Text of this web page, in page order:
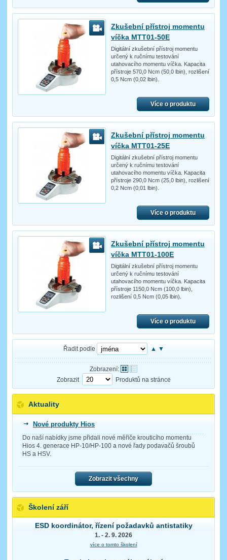
Zkušební přístroj momentu
víčka MTT01-50E
Digitální zkušební přístroj momentu
určený k ručnímu testování
utahovacího momentu víčka. Kapacita
přístroje 570,0 Ncm (50,0 lbin), rozlišení
0,5 Ncm (0,02 lbin).
Více o produktu
Zkušební přístroj momentu
víčka MTT01-25E
Digitální zkušební přístroj momentu
určený k ručnímu testování
utahovacího momentu víčka. Kapacita
přístroje 290,0 Ncm (25,0 lbin), rozlišení
0,2 Ncm (0,01 lbin).
Více o produktu
Zkušební přístroj momentu
víčka MTT01-100E
Digitální zkušební přístroj momentu
určený k ručnímu testování
utahovacího momentu víčka. Kapacita
přístroje 1150,0 Ncm (100,0 lbin),
rozlišení 0,5 Ncm (0,05 lbin).
Více o produktu
Řadit podle ▲ ▼
Zobrazení:
Zobrazit
Produktů na stránce
Aktuality
Nové produkty Hios
Do naší nabídky jsme přidali nové měřiče krouticího momentu
Hios 4. generace HP-10/HP-100 a nové řady podavačů šroubů
HS a HSV.
Zobrazit všechny
Školení září
ESD koordinátor, řízení požadavků antistatiky
1. - 2. 9. 2026
více o tomto školení